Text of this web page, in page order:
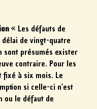
« Les défauts de
de vingt-quatre
sont présumés exister
contraire. Pour les
fixé à six mois. Le
si celle-ci n’est
ou le défaut de